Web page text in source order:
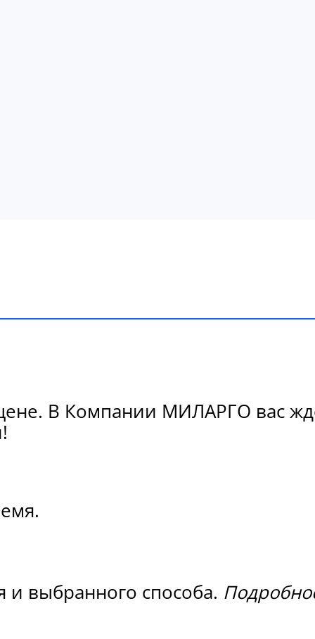
В Компании МИЛАРГО вас
и выбранного способа.